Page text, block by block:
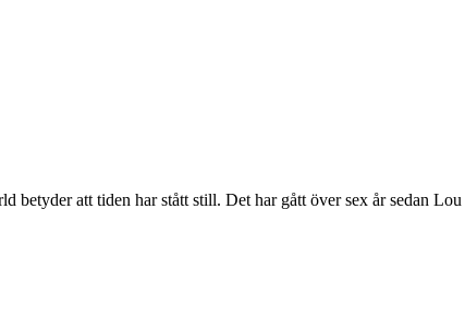
att tiden har stått still. Det har gått över sex år sedan